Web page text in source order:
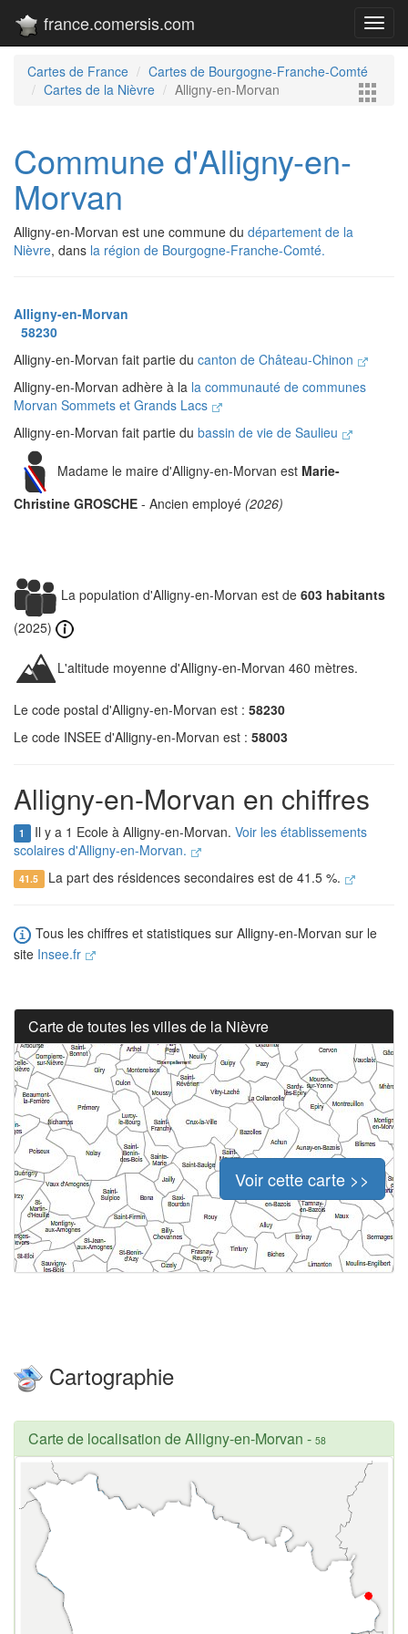
france.comersis.com
Cartes de France
Cartes de Bourgogne-Franche-Comté
Cartes de la Nièvre
Alligny-en-Morvan
Commune d'Alligny-en-
Morvan
Alligny-en-Morvan est une commune du département de la
Nièvre, dans la région de Bourgogne-Franche-Comté.
Alligny-en-Morvan
58230
Alligny-en-Morvan fait partie du canton de Château-Chinon
Alligny-en-Morvan adhère à la la communauté de communes
Morvan Sommets et Grands Lacs
Alligny-en-Morvan fait partie du bassin de vie de Saulieu
Madame le maire d'Alligny-en-Morvan est Marie-
Christine GROSCHE - Ancien employé (2026)
La population d'Alligny-en-Morvan est de 603 habitants
(2025)
L'altitude moyenne d'Alligny-en-Morvan 460 mètres.
Le code postal d'Alligny-en-Morvan est : 58230
Le code INSEE d'Alligny-en-Morvan est : 58003
Alligny-en-Morvan en chiffres
1 Il y a 1 Ecole à Alligny-en-Morvan. Voir les établissements
scolaires d'Alligny-en-Morvan.
41.5 La part des résidences secondaires est de 41.5 %.
Tous les chiffres et statistiques sur Alligny-en-Morvan sur le
site Insee.fr
Carte de toutes les villes de la Nièvre
Voir cette carte >>
Cartographie
Carte de localisation de Alligny-en-Morvan - 58